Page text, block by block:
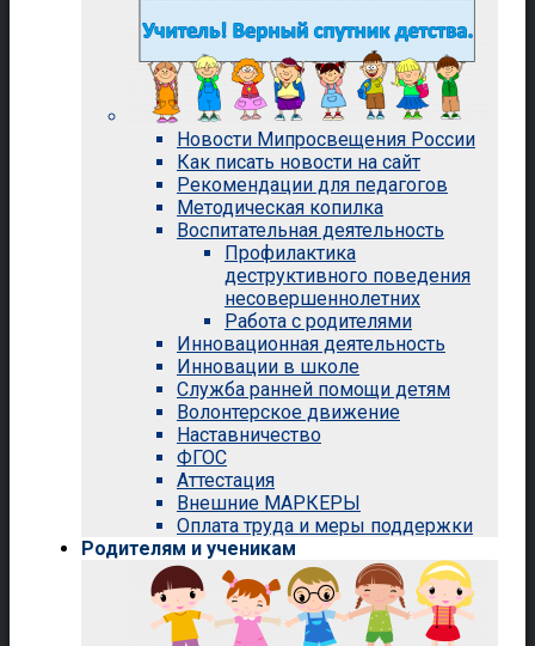
Новости Мипросвещения России
Как писать новости на сайт
Рекомендации для педагогов
Методическая копилка
Воспитательная деятельность
Профилактика
деструктивного поведения
несовершеннолетних
Работа с родителями
Инновационная деятельность
Инновации в школе
Служба ранней помощи детям
Волонтерское движение
Наставничество
ФГОС
Аттестация
Внешние МАРКЕРЫ
Оплата труда и меры поддержки
Родителям и ученикам